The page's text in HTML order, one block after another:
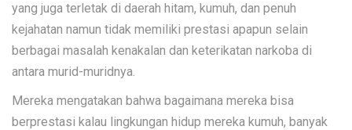
yang juga terletak di daerah hitam, kumuh, dan penuh
kejahatan namun tidak memiliki prestasi apapun selain
berbagai masalah kenakalan dan keterikatan narkoba di
antara murid-muridnya.
Mereka mengatakan bahwa bagaimana mereka bisa
berprestasi kalau lingkungan hidup mereka kumuh, banyak